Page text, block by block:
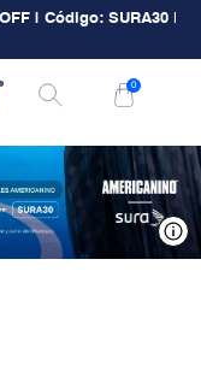
| Código: SURA30
0